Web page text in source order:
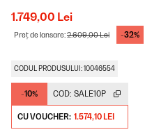
1.749,00 Lei
Preț de lansare:2.609,00 Lei -32%
CODUL PRODUSULUI: 10046554
-10% COD: SALE10P
CU VOUCHER: 1.574,10 LEI